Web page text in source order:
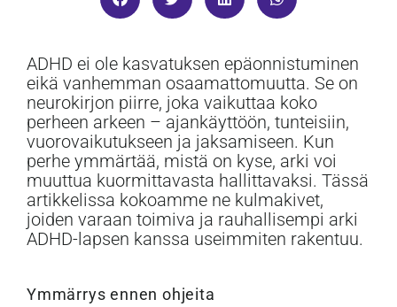
ADHD ei ole kasvatuksen epäonnistuminen
eikä vanhemman osaamattomuutta. Se on
neurokirjon piirre, joka vaikuttaa koko
perheen arkeen – ajankäyttöön, tunteisiin,
vuorovaikutukseen ja jaksamiseen. Kun
perhe ymmärtää, mistä on kyse, arki voi
muuttua kuormittavasta hallittavaksi. Tässä
artikkelissa kokoamme ne kulmakivet,
joiden varaan toimiva ja rauhallisempi arki
ADHD-lapsen kanssa useimmiten rakentuu.
Ymmärrys ennen ohjeita